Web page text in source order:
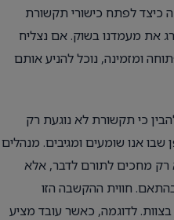
כיצד לפתח כישורי תקשורת
את מעמדנו בשוק. אם נצליח
ומזמינה, נוכל להניע אותם
כי תקשורת לא נוגעת רק
אנו שומעים ומגיבים. מנהלים
רק מחכים לתורם לדבר, אלא
חווית ההקשבה הזו
לדוגמה, כאשר עובד מציע